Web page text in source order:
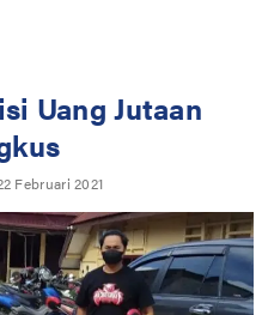
Uang Jutaan
Februari 2021